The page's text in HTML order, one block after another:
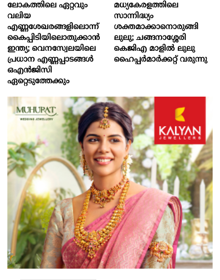
ലോകത്തിലെ ഏറ്റവും
വലിയ
എണ്ണശേഖരങ്ങളിലൊന്ന്
കൈപ്പിടിയിലൊതുക്കാന്‍
ഇന്ത്യ; വെനസ്വേലയിലെ
പ്രധാന എണ്ണപ്പാടങ്ങള്‍
ഒഎന്‍ജിസി
ഏറ്റെടുത്തേക്കും
മധ്യകേരളത്തിലെ
സാന്നിദ്ധ്യം
ശക്തമാക്കാനൊരുങ്ങി
ലുലു; ചങ്ങനാശ്ശേരി
കെജിഎ മാളിൽ ലുലു
ഹൈപ്പർമാർക്കറ്റ് വരുന്നു